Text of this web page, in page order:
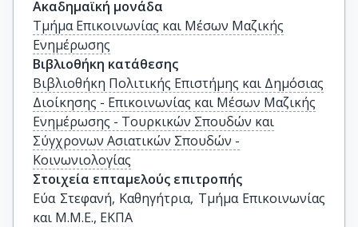
Ακαδημαϊκή μονάδα
Τμήμα Επικοινωνίας και Μέσων Μαζικής
Ενημέρωσης
Βιβλιοθήκη κατάθεσης
Βιβλιοθήκη Πολιτικής Επιστήμης και Δημόσιας
Διοίκησης - Επικοινωνίας και Μέσων Μαζικής
Ενημέρωσης - Τουρκικών Σπουδών και
Σύγχρονων Ασιατικών Σπουδών -
Κοινωνιολογίας
Στοιχεία επταμελούς επιτροπής
Εύα Στεφανή, Καθηγήτρια, Τμήμα Επικοινωνίας
και Μ.Μ.Ε., ΕΚΠΑ